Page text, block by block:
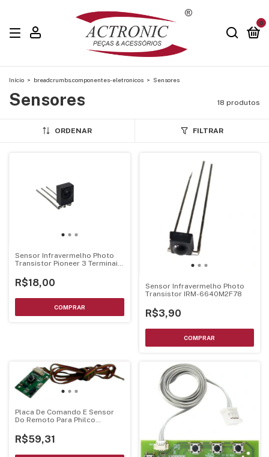
0
Início > breadcrumbs.componentes-eletronicos > Sensores
Sensores 18 produtos
ORDENAR FILTRAR
Sensor Infravermelho Photo
Transistor Pioneer 3 Terminais
R$18,00
Sensor Infravermelho Photo
Transistor IRM-6640M2F78
R$3,90
Placa De Comando E Sensor
Do Remoto Para Philco
R$59,31